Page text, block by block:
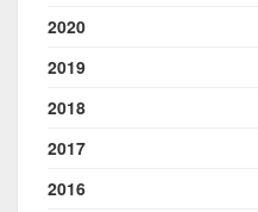
2020
2019
2018
2017
2016